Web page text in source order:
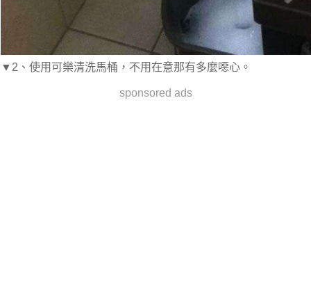
▼2、使用可樂清洗馬桶，不用在意那有多麼噁心。
sponsored ads